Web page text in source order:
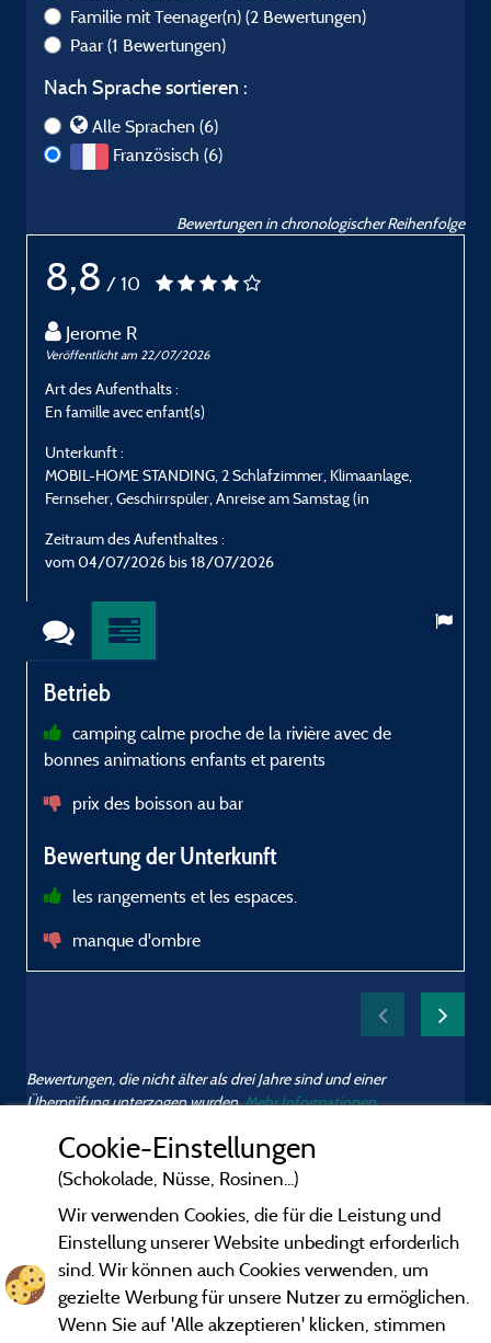
Familie mit Teenager(n) (2 Bewertungen)
Paar (1 Bewertungen)
Nach Sprache sortieren :
Alle Sprachen (6)
Französisch (6)
Bewertungen in chronologischer Reihenfolge
8,8 / 10
Jerome R
Veröffentlicht am 22/07/2026
Art des Aufenthalts :
En famille avec enfant(s)
Unterkunft :
MOBIL-HOME STANDING, 2 Schlafzimmer, Klimaanlage,
Fernseher, Geschirrspüler, Anreise am Samstag (in
Zeitraum des Aufenthaltes :
vom 04/07/2026 bis 18/07/2026
Betrieb
camping calme proche de la rivière avec de
bonnes animations enfants et parents
prix des boisson au bar
Bewertung der Unterkunft
les rangements et les espaces.
manque d'ombre
Bewertungen, die nicht älter als drei Jahre sind und einer
Überprüfung unterzogen wurden.Mehr Informationen
Cookie-Einstellungen
(Schokolade, Nüsse, Rosinen...)
Wir verwenden Cookies, die für die Leistung und
Einstellung unserer Website unbedingt erforderlich
sind. Wir können auch Cookies verwenden, um
gezielte Werbung für unsere Nutzer zu ermöglichen.
Wenn Sie auf 'Alle akzeptieren' klicken, stimmen